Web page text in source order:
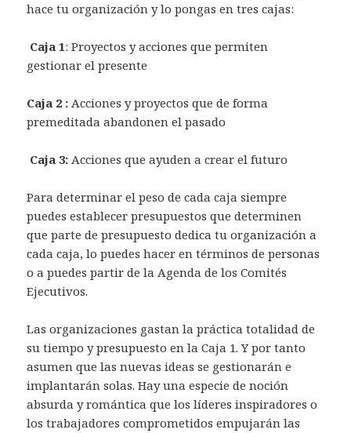
hace tu organización y lo pongas en tres cajas:
Caja 1: Proyectos y acciones que permiten
gestionar el presente
Caja 2 : Acciones y proyectos que de forma
premeditada abandonen el pasado
Caja 3: Acciones que ayuden a crear el futuro
Para determinar el peso de cada caja siempre
puedes establecer presupuestos que determinen
que parte de presupuesto dedica tu organización a
cada caja, lo puedes hacer en términos de personas
o a puedes partir de la Agenda de los Comités
Ejecutivos.
Las organizaciones gastan la práctica totalidad de
su tiempo y presupuesto en la Caja 1. Y por tanto
asumen que las nuevas ideas se gestionarán e
implantarán solas. Hay una especie de noción
absurda y romántica que los líderes inspiradores o
los trabajadores comprometidos empujarán las